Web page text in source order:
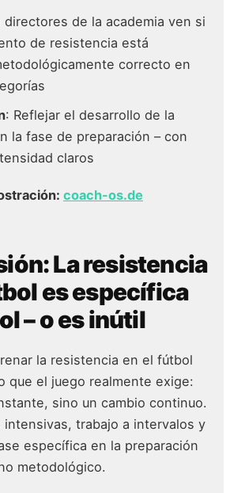
directores de la academia ven si
de resistencia está
correcto en
: Reflejar el desarrollo de la
la fase de preparación – con
claros
coach-os.de
La resistencia
es específica
– o es inútil
la resistencia en el fútbol
que el juego realmente exige:
sino un cambio continuo.
intensivas, trabajo a intervalos y
específica en la preparación
metodológico.